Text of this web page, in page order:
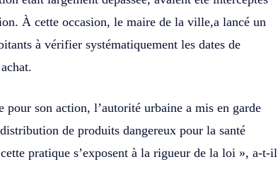
À cette occasion, le maire de la ville,a lancé un
à vérifier systématiquement les dates de
son action, l’autorité urbaine a mis en garde
de produits dangereux pour la santé
pratique s’exposent à la rigueur de la loi », a-t-il